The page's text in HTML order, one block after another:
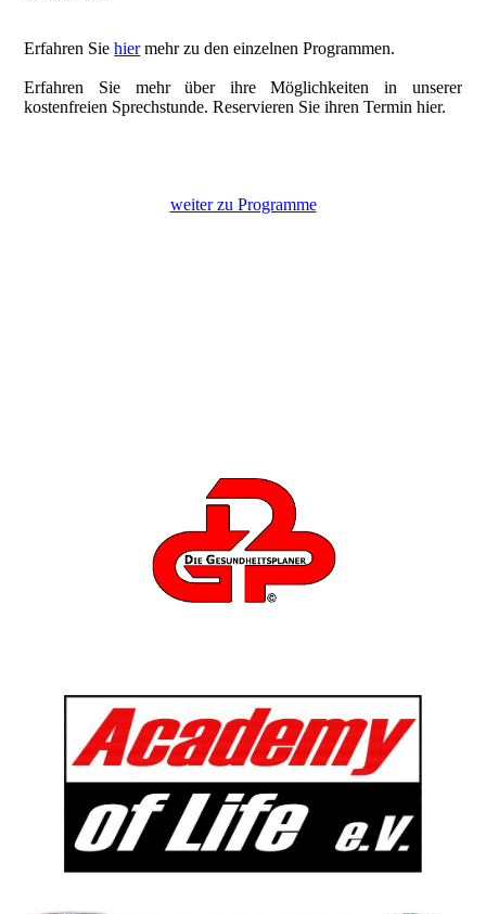
Erfahren Siehiermehr zu den einzelnen Programmen.
Erfahren Sie mehr über ihre Möglichkeiten in unserer
kostenfreien Sprechstunde. Reservieren Sie ihren Termin hier.
weiter zu Programme